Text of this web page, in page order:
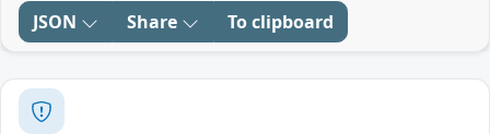
JSON Share To clipboard